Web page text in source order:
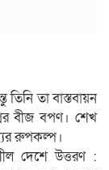
তিনি তা বাস্তবায়ন
বীজ বপণ। শেখ
রুপকল্প।
দেশে উত্তরণ :